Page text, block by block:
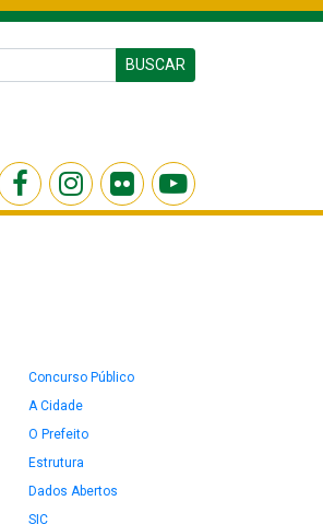
BUSCAR
Concurso Público
A Cidade
O Prefeito
Estrutura
Dados Abertos
SIC